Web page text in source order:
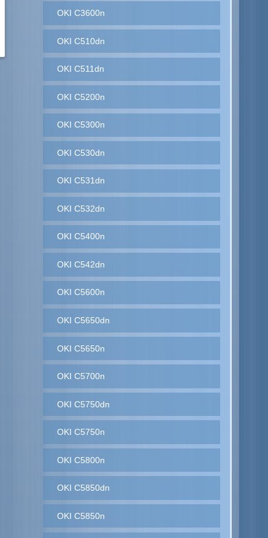
OKI C3600n
OKI C510dn
OKI C511dn
OKI C5200n
OKI C5300n
OKI C530dn
OKI C531dn
OKI C532dn
OKI C5400n
OKI C542dn
OKI C5600n
OKI C5650dn
OKI C5650n
OKI C5700n
OKI C5750dn
OKI C5750n
OKI C5800n
OKI C5850dn
OKI C5850n